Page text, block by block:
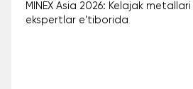
MINEX Asia 2026: Kelajak
ekspertlar e'tiborida